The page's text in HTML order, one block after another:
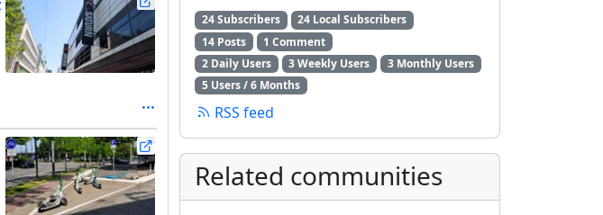
24 Subscribers
24 Local Subscribers
14 Posts
1 Comment
2 Daily Users
3 Weekly Users
3 Monthly Users
5 Users / 6 Months
RSS feed
Related communities